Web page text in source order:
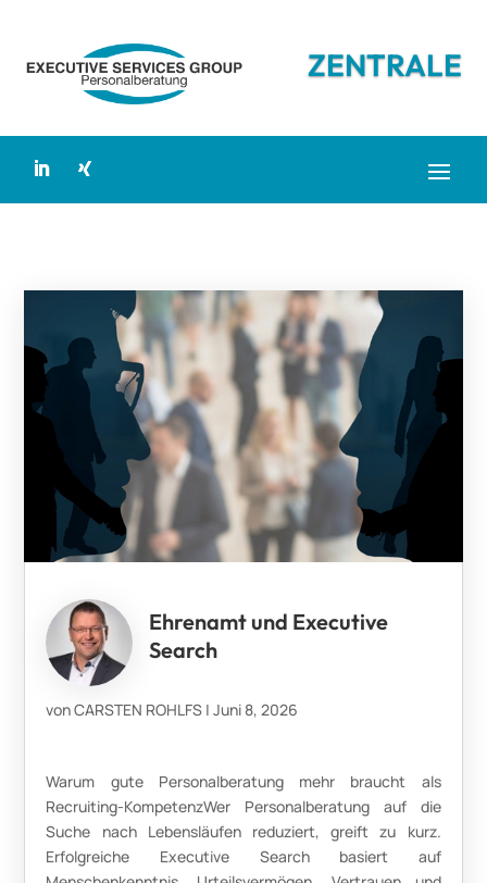
ZENTRALE
Ehrenamt und Executive
Search
vonCARSTEN ROHLFS |Juni 8, 2026
Warum gute Personalberatung mehr braucht als
Recruiting-KompetenzWer Personalberatung auf die
Suche nach Lebensläufen reduziert, greift zu kurz.
Erfolgreiche Executive Search basiert auf